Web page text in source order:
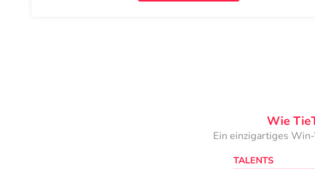
Wie
Ein einzigartiges
TALENTS